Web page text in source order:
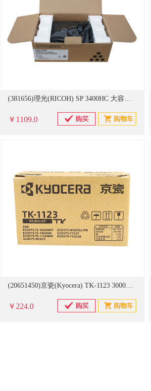
(381656)理光(RICOH) SP 3400HC 大容量 5000页，黑色 墨粉盒(单位：盒)
￥1109.0
(20651450)京瓷(Kyocera) TK-1123 3000页(A4纸张5%覆盖率) 粉盒 黑色(单位：个)
￥224.0